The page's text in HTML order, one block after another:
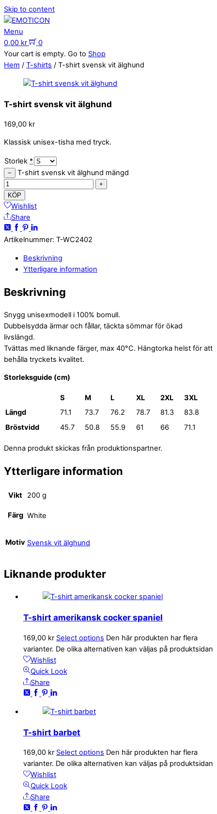
Skip to content
Menu
0,00 kr
0
Your cart is empty. Go to Shop
Hem / T-shirts / T-shirt svensk vit älghund
T-shirt svensk vit älghund
169,00 kr
Klassisk unisex-tisha med tryck.
Storlek *
− T-shirt svensk vit älghund mängd
+
KÖP
Wishlist
Share
Artikelnummer: T-WC2402
Beskrivning
Ytterligare information
Beskrivning
Snygg unisexmodell i 100% bomull.
Dubbelsydda ärmar och fållar, täckta sömmar för ökad
livslängd.
Tvättas med liknande färger, max 40°C. Hängtorka helst för att
behålla tryckets kvalitet.
Storleksguide (cm)
S M L XL 2XL
3XL
Längd
71.1 73.7 76.2 78.7 81.3
83.8
Bröstvidd
45.7 50.8 55.9 61 66 71.1
Denna produkt skickas från produktionspartner.
Ytterligare information
Vikt 200 g
Färg White
Motiv Svensk vit älghund
Liknande produkter
T-shirt amerikansk cocker spaniel
169,00 kr Select options Den här produkten har flera
varianter. De olika alternativen kan väljas på produktsidan
Wishlist
Quick Look
Share
T-shirt barbet
169,00 kr Select options Den här produkten har flera
varianter. De olika alternativen kan väljas på produktsidan
Wishlist
Quick Look
Share